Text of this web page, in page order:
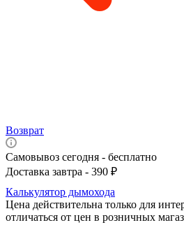
Возврат
Самовывоз сегодня - бесплатно
Доставка завтра - 390 ₽
Калькулятор дымохода
Цена действительна только для
отличаться от цен в розничных